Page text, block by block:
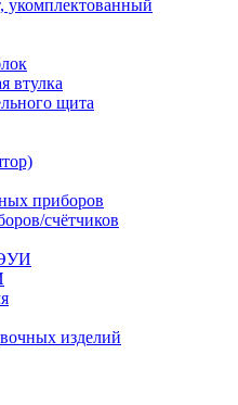
укомплектованный
втулка
щита
приборов
счётчиков
изделий